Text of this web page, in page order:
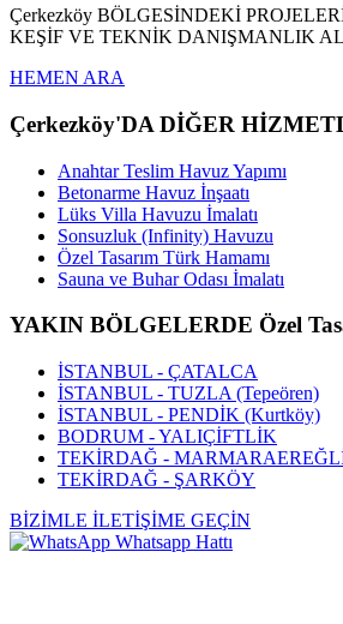
Çerkezköy BÖLGESİNDEKİ
KEŞİF VE TEKNİK DANIŞMANLIK
HEMEN ARA
Çerkezköy'DA DİĞER
Anahtar Teslim Havuz Yapımı
Betonarme Havuz İnşaatı
Lüks Villa Havuzu İmalatı
Sonsuzluk (Infinity) Havuzu
Özel Tasarım Türk Hamamı
Sauna ve Buhar Odası İmalatı
YAKIN BÖLGELERDE Özel
İSTANBUL - ÇATALCA
İSTANBUL - TUZLA (Tepeören)
İSTANBUL - PENDİK (Kurtköy)
BODRUM - YALIÇİFTLİK
TEKİRDAĞ -
TEKİRDAĞ - ŞARKÖY
BİZİMLE İLETİŞİME GEÇİN
Whatsapp Hattı